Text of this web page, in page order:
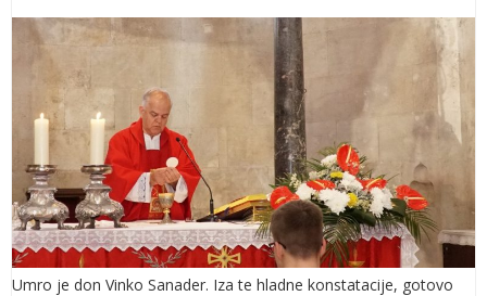
Umro je don Vinko Sanader. Iza te hladne konstatacije, gotovo